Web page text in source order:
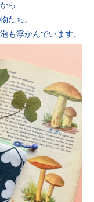
ら
たち。
も浮かんでいます。